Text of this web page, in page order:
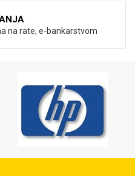
na rate, e-bankarstvom